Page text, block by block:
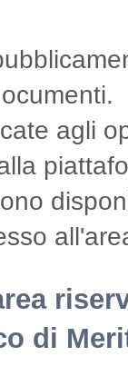
agli
di